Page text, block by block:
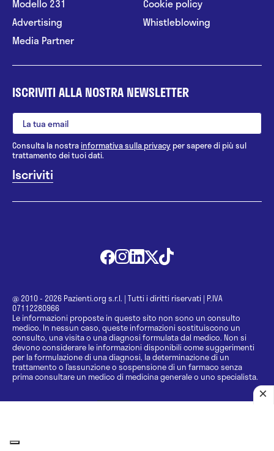
Modello 231
Advertising
Media Partner
Cookie policy
Whistleblowing
ISCRIVITI ALLA NOSTRA NEWSLETTER
Consulta la nostrainformativa sulla privacy per sapere di più sul
trattamento dei tuoi dati.
@ 2010 - 2026 Pazienti.org s.r.l. | Tutti i diritti riservati | P.IVA
07112280966
Le informazioni proposte in questo sito non sono un consulto
medico. In nessun caso, queste informazioni sostituiscono un
consulto, una visita o una diagnosi formulata dal medico. Non si
devono considerare le informazioni disponibili come suggerimenti
per la formulazione di una diagnosi, la determinazione di un
trattamento o l’assunzione o sospensione di un farmaco senza
prima consultare un medico di medicina generale o uno specialista.